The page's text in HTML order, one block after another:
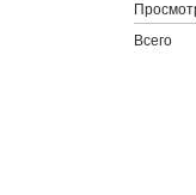
Всего